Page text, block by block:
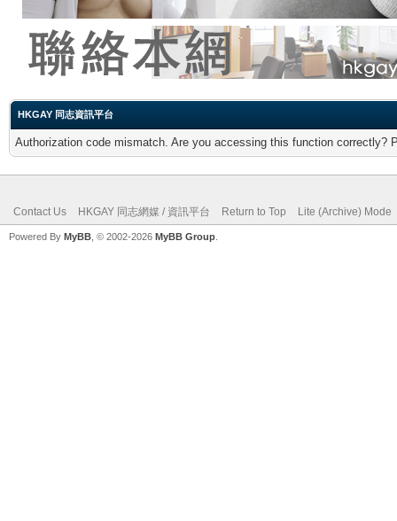
HKGAY 同志資訊平台
Authorization code mismatch. Are you accessing this function correctly?
Contact Us HKGAY 同志網媒 / 資訊平台 Return to Top Lite (Archive) Mode
Powered By MyBB , © 2002-2026 MyBB Group